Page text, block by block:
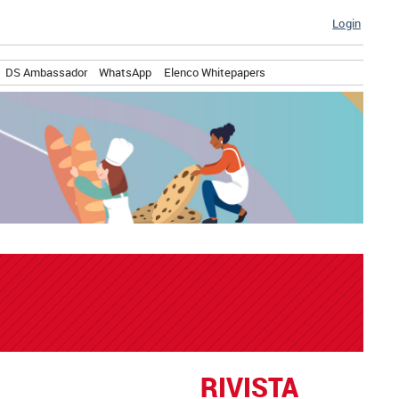
Login
DS Ambassador WhatsApp Elenco Whitepapers
RIVISTA